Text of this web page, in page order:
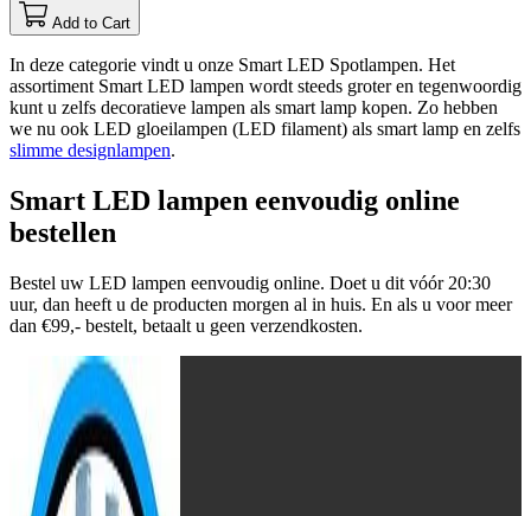
Add to Cart
In deze categorie vindt u onze Smart LED Spotlampen. Het
assortiment Smart LED lampen wordt steeds groter en tegenwoordig
kunt u zelfs decoratieve lampen als smart lamp kopen. Zo hebben
we nu ook LED gloeilampen (LED filament) als smart lamp en zelfs
slimme designlampen.
Smart LED lampen eenvoudig online
bestellen
Bestel uw LED lampen eenvoudig online. Doet u dit vóór 20:30
uur, dan heeft u de producten morgen al in huis. En als u voor meer
dan €99,- bestelt, betaalt u geen verzendkosten.